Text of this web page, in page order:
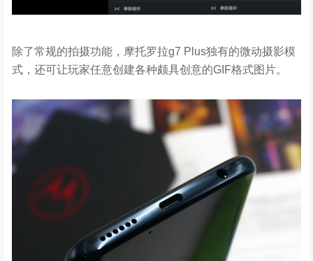
除了常规的拍摄功能，摩托罗拉g7 Plus独有的微动摄影模
式，还可让玩家任意创建各种颇具创意的GIF格式图片。